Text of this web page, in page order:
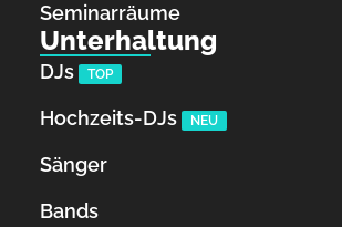
Seminarräume
Unterhaltung
DJs TOP
Hochzeits-DJs NEU
Sänger
Bands